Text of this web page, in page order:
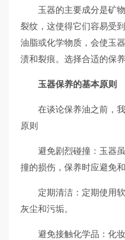
玉器的主要成分是矿
裂纹，这使得它们容易受
油脂或化学物质，会使玉
渍和裂痕。选择合适的保
玉器保养的基本原则
在谈论保养油之前，
原则
避免剧烈碰撞：玉器
撞的损伤，保养时应避免和
定期清洁：定期使用
灰尘和污垢。
避免接触化学品：化